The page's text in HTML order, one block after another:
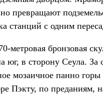
превращают
станций с одним
метровая бронзовая
юг, в сторону Сеула. За
мозаичное панно
Пэкту, по преданиям,